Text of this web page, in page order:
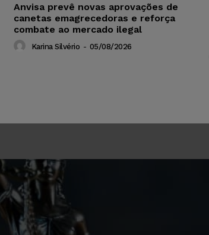
Anvisa prevê novas aprovações de
canetas emagrecedoras e reforça
combate ao mercado ilegal
Karina Silvério - 05/08/2026